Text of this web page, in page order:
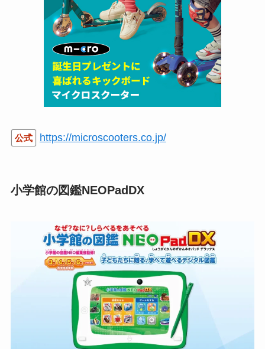
公式 https://microscooters.co.jp/
小学館の図鑑NEOPadDX